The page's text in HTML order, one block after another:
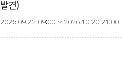
견)
09:00 ~ 2026.10.20 21:00